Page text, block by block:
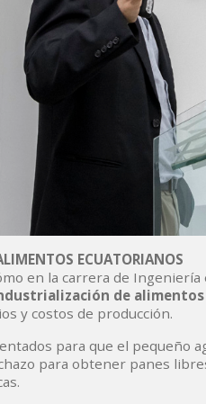
ECUATORIANOS
en la carrera de
de
y costos de producción.
para que el pequeño
para obtener panes